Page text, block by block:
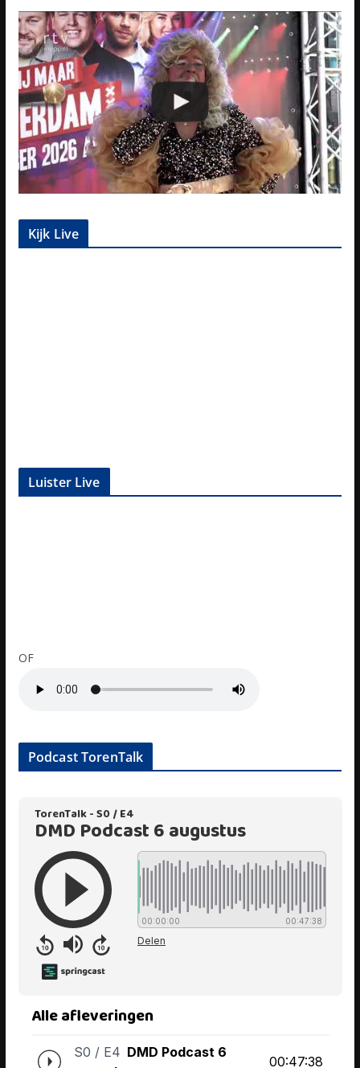
Kijk Live
Luister Live
OF
Podcast TorenTalk